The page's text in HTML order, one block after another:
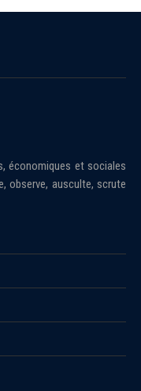
économiques et sociales
observe, ausculte, scrute